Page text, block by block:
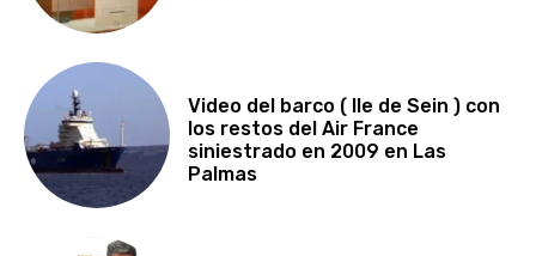
Video del barco ( Ile de Sein ) con
los restos del Air France
siniestrado en 2009 en Las
Palmas